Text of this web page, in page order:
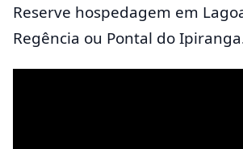
Reserve hospedagem em
Regência ou Pontal do